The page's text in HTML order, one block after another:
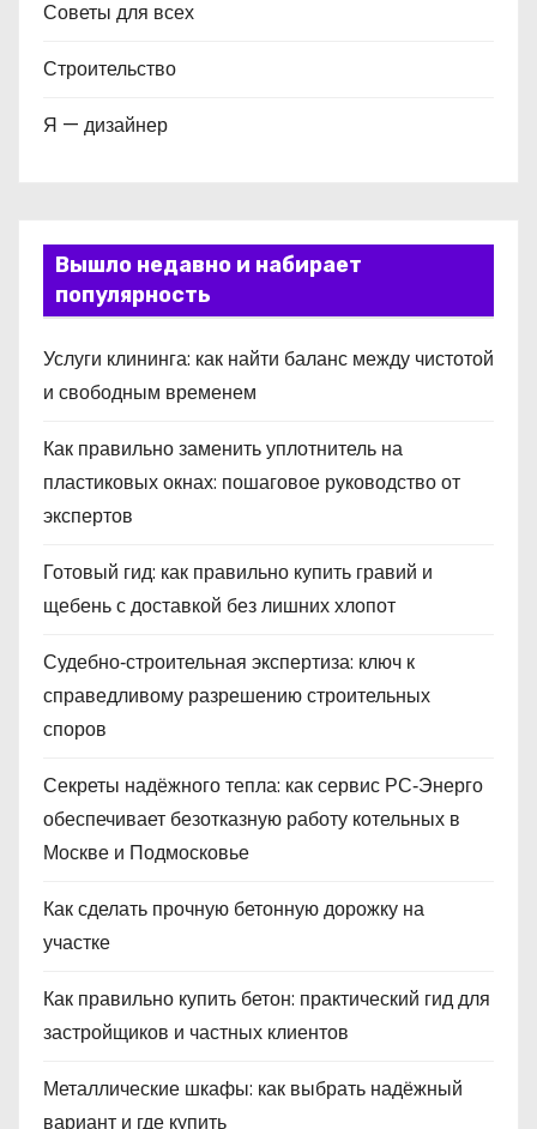
Советы для всех
Строительство
Я — дизайнер
Вышло недавно и набирает
популярность
Услуги клининга: как найти баланс между чистотой
и свободным временем
Как правильно заменить уплотнитель на
пластиковых окнах: пошаговое руководство от
экспертов
Готовый гид: как правильно купить гравий и
щебень с доставкой без лишних хлопот
Судебно‑строительная экспертиза: ключ к
справедливому разрешению строительных
споров
Секреты надёжного тепла: как сервис РС‑Энерго
обеспечивает безотказную работу котельных в
Москве и Подмосковье
Как сделать прочную бетонную дорожку на
участке
Как правильно купить бетон: практический гид для
застройщиков и частных клиентов
Металлические шкафы: как выбрать надёжный
вариант и где купить